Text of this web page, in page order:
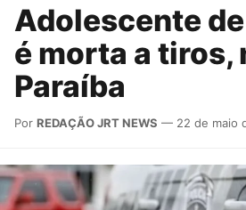
Adolescente
é morta a tiros,
Paraíba
Por REDAÇÃO JRT NEWS — 22 de maio